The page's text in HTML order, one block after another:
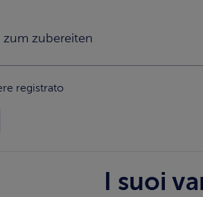
zum zubereiten
registrato
I suoi